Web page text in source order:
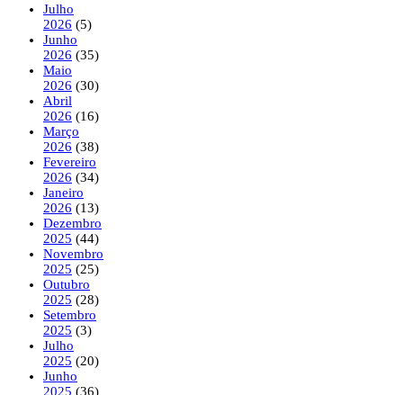
Julho
2026 (5)
Junho
2026 (35)
Maio
2026 (30)
Abril
2026 (16)
Março
2026 (38)
Fevereiro
2026 (34)
Janeiro
2026 (13)
Dezembro
2025 (44)
Novembro
2025 (25)
Outubro
2025 (28)
Setembro
2025 (3)
Julho
2025 (20)
Junho
2025 (36)